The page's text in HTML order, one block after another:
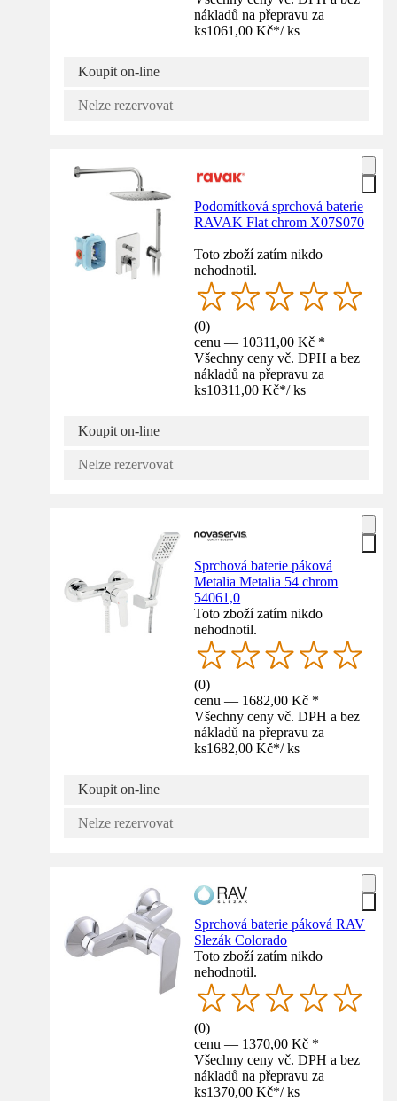
nákladů na přepravu za
ks1061,00 Kč*/ ks
Koupit on-line
Nelze rezervovat
Podomítková sprchová baterie
RAVAK Flat chrom X07S070
Toto zboží zatím nikdo
nehodnotil.
(0)
cenu — 10311,00 Kč *
Všechny ceny vč. DPH a bez
nákladů na přepravu za
ks10311,00 Kč*/ ks
Koupit on-line
Nelze rezervovat
Sprchová baterie páková
Metalia Metalia 54 chrom
54061,0
Toto zboží zatím nikdo
nehodnotil.
(0)
cenu — 1682,00 Kč *
Všechny ceny vč. DPH a bez
nákladů na přepravu za
ks1682,00 Kč*/ ks
Koupit on-line
Nelze rezervovat
Sprchová baterie páková RAV
Slezák Colorado
Toto zboží zatím nikdo
nehodnotil.
(0)
cenu — 1370,00 Kč *
Všechny ceny vč. DPH a bez
nákladů na přepravu za
ks1370,00 Kč*/ ks